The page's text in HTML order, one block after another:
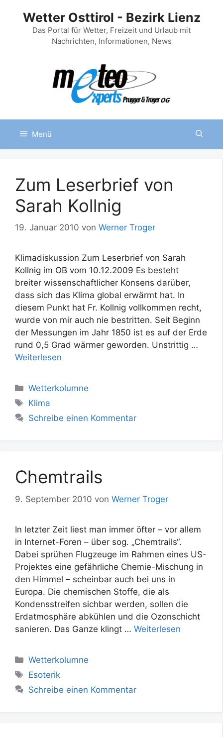
springen
Wetter Osttirol - Bezirk Lienz
Das Portal für Wetter, Freizeit und Urlaub mit
Nachrichten, Informationen, News
Menü
Zum Leserbrief von
Sarah Kollnig
19. Januar 2010 von Werner Troger
Klimadiskussion Zum Leserbrief von Sarah
Kollnig im OB vom 10.12.2009 Es besteht
breiter wissenschaftlicher Konsens darüber,
dass sich das Klima global erwärmt hat. In
diesem Punkt hat Fr. Kollnig vollkommen recht,
wurde von mir auch nie bestritten. Seit Beginn
der Messungen im Jahr 1850 ist es auf der Erde
rund 0,5 Grad wärmer geworden. Unstrittig …
Weiterlesen
Kategorien
Wetterkolumne
Schlagwörter
Klima
Schreibe einen Kommentar
Chemtrails
9. September 2010 von Werner Troger
In letzter Zeit liest man immer öfter – vor allem
in Internet-Foren – über sog. „Chemtrails“.
Dabei sprühen Flugzeuge im Rahmen eines US-
Projektes eine gefährliche Chemie-Mischung in
den Himmel – scheinbar auch bei uns in
Europa. Die chemischen Stoffe, die als
Kondensstreifen sichbar werden, sollen die
Erdatmosphäre abkühlen und die Ozonschicht
sanieren. Das Ganze klingt … Weiterlesen
Kategorien
Wetterkolumne
Schlagwörter
Esoterik
Schreibe einen Kommentar